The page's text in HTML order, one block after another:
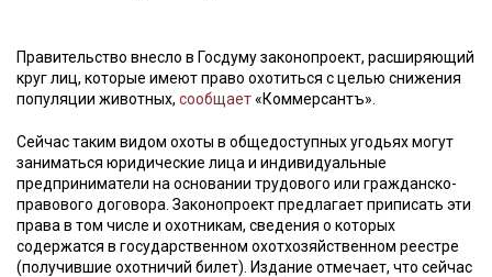
Мурзилка
Правительство внесло в Госдуму законопроект, расширяющий
круг лиц, которые имеют право охотиться с целью снижения
популяции животных, сообщает«Коммерсантъ».
Сейчас таким видом охоты в общедоступных угодьях могут
заниматься юридические лица и индивидуальные
предприниматели на основании трудового или гражданско-
правового договора. Законопроект предлагает приписать эти
права в том числе и охотникам, сведения о которых
содержатся в государственном охотхозяйственном реестре
(получившие охотничий билет). Издание отмечает, что сейчас